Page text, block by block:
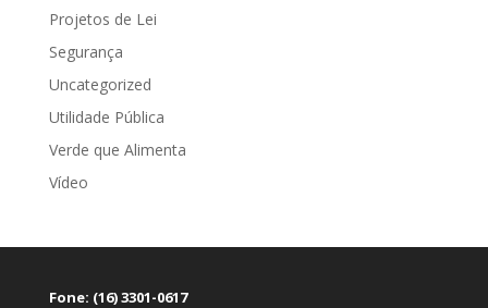
Projetos de Lei
Segurança
Uncategorized
Utilidade Pública
Verde que Alimenta
Vídeo
Fone: (16) 3301-0617